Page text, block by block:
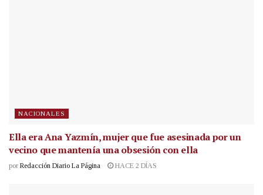
NACIONALES
Ella era Ana Yazmín, mujer que fue asesinada por un
vecino que mantenía una obsesión con ella
por Redacción Diario La Página HACE 2 DÍAS